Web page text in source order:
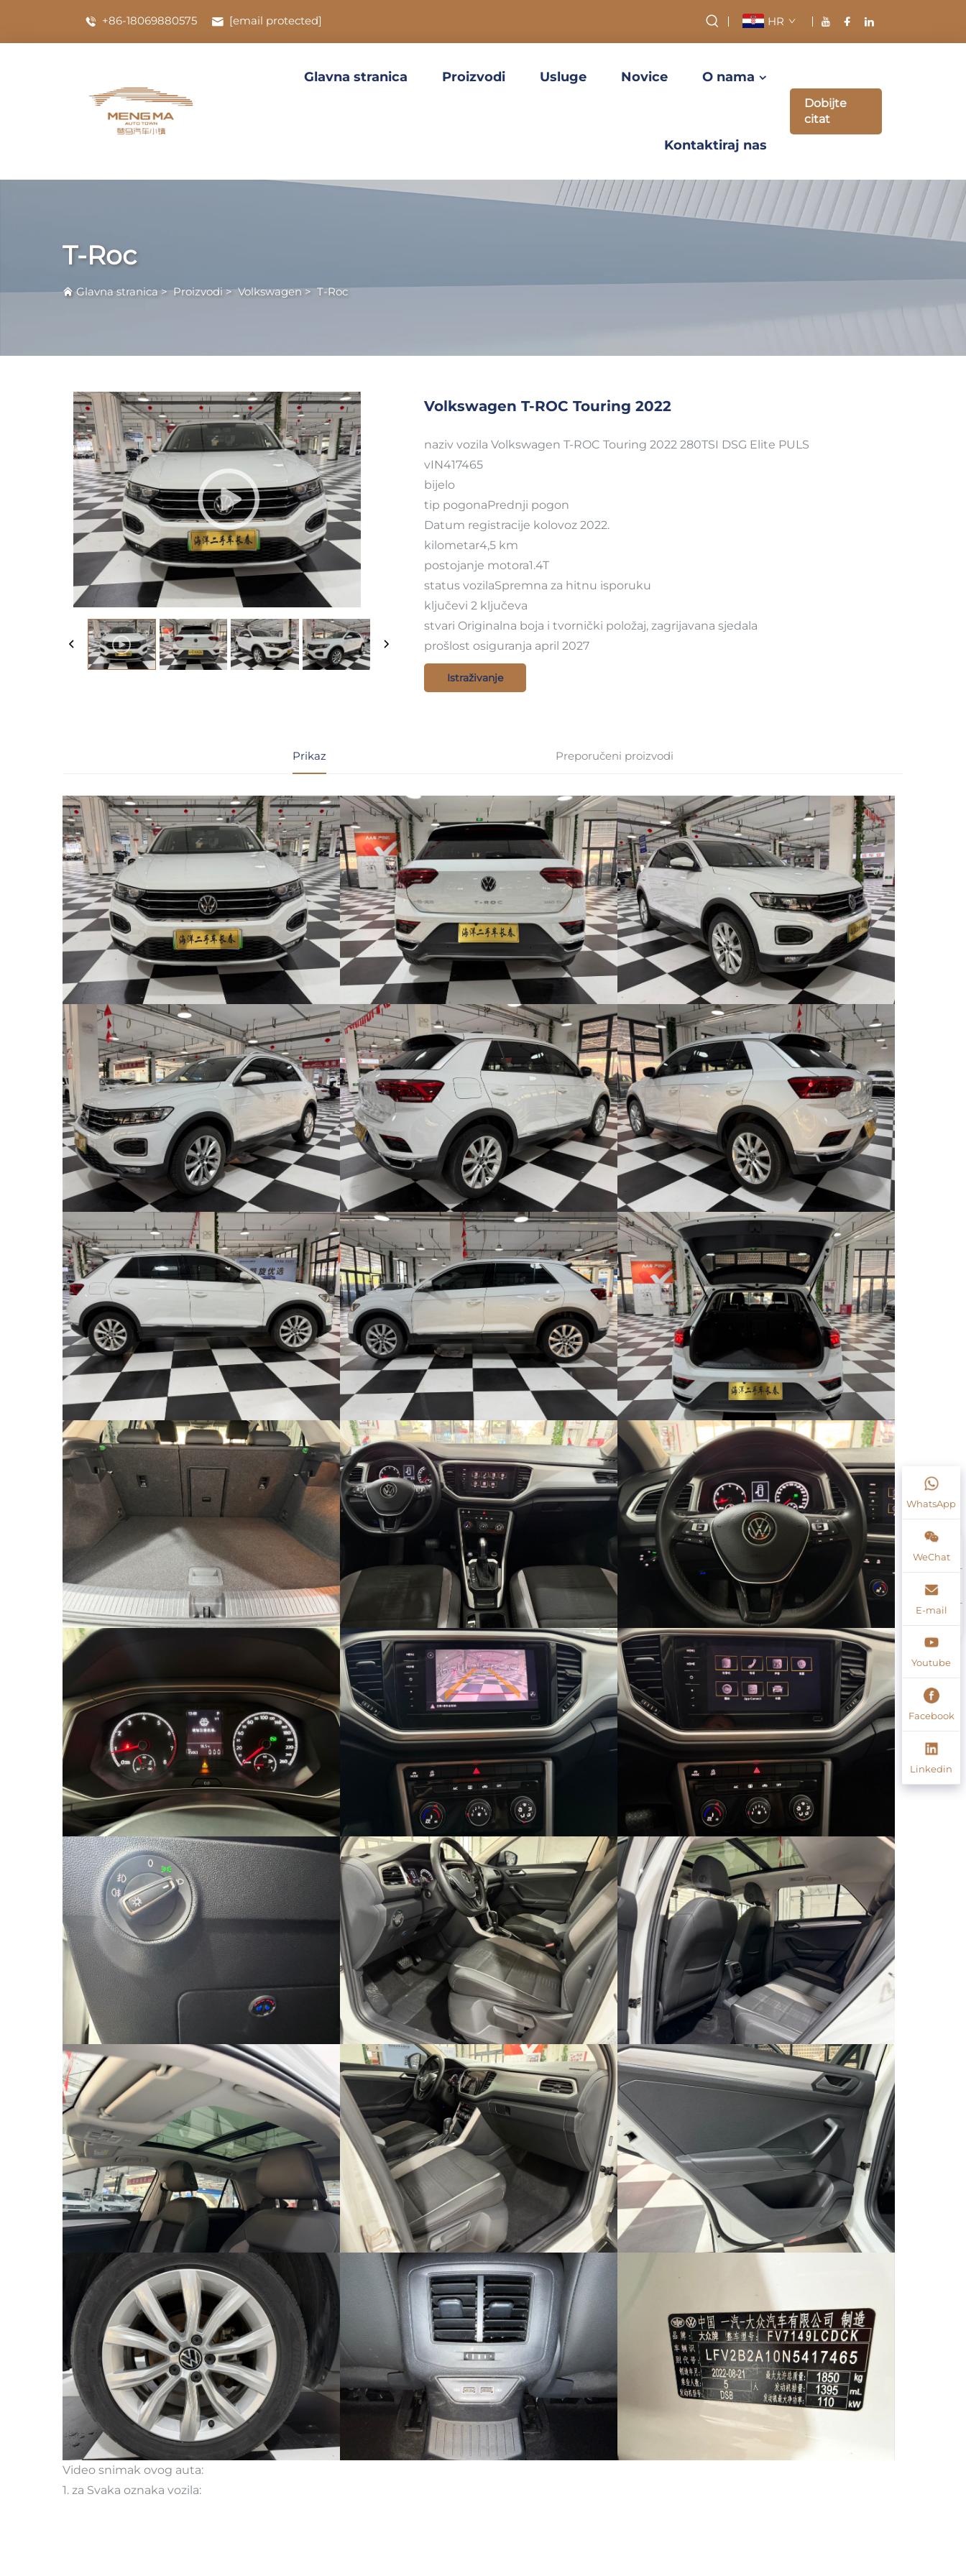
+86-18069880575 [email protected] HR
Glavna stranica Proizvodi Usluge Novice O nama
Kontaktiraj nas
Dobijte
citat
T-Roc
Glavna stranica>Proizvodi>Volkswagen>T-Roc
Volkswagen T-ROC Touring 2022
naziv vozila Volkswagen T-ROC Touring 2022 280TSI DSG Elite PULS
vIN417465
bijelo
tip pogonaPrednji pogon
Datum registracije kolovoz 2022.
kilometar4,5 km
postojanje motora1.4T
status vozilaSpremna za hitnu isporuku
ključevi 2 ključeva
stvari Originalna boja i tvornički položaj, zagrijavana sjedala
prošlost osiguranja april 2027
Istraživanje
Prikaz Preporučeni proizvodi
Video snimak ovog auta:
1. za Svaka oznaka vozila:
WhatsApp
WeChat
E-mail
Youtube
Facebook
Linkedin